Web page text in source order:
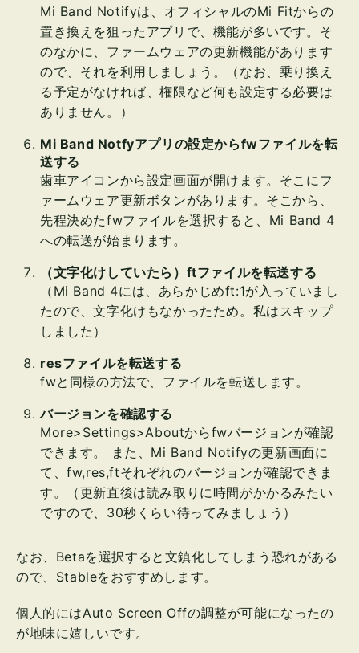
Mi Band Notifyは、オフィシャルのMi Fitからの
置き換えを狙ったアプリで、機能が多いです。そ
のなかに、ファームウェアの更新機能があります
ので、それを利用しましょう。（なお、乗り換え
る予定がなければ、権限など何も設定する必要は
ありません。）
Mi Band Notfyアプリの設定からfwファイルを転
送する
歯車アイコンから設定画面が開けます。そこにフ
ァームウェア更新ボタンがあります。そこから、
先程決めたfwファイルを選択すると、Mi Band 4
への転送が始まります。
（文字化けしていたら）ftファイルを転送する
（Mi Band 4には、あらかじめft:1が入っていまし
たので、文字化けもなかったため。私はスキップ
しました）
resファイルを転送する
fwと同様の方法で、ファイルを転送します。
バージョンを確認する
More>Settings>Aboutからfwバージョンが確認
できます。 また、Mi Band Notifyの更新画面に
て、fw,res,ftそれぞれのバージョンが確認できま
す。（更新直後は読み取りに時間がかかるみたい
ですので、30秒くらい待ってみましょう）
なお、Betaを選択すると文鎮化してしまう恐れがある
ので、Stableをおすすめします。
個人的にはAuto Screen Offの調整が可能になったの
が地味に嬉しいです。